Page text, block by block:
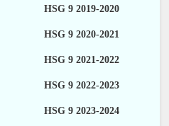
HSG 9 2019-2020
HSG 9 2020-2021
HSG 9 2021-2022
HSG 9 2022-2023
HSG 9 2023-2024